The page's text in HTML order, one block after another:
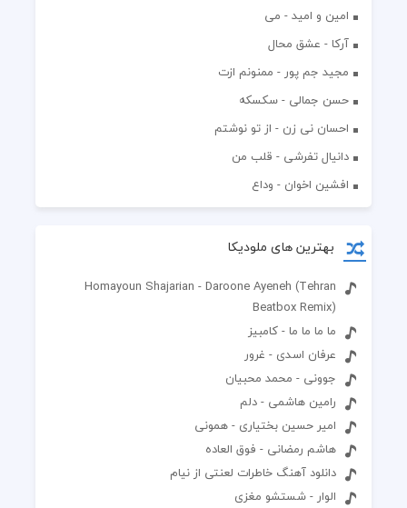
امین و امید - می
آرکا - عشق محال
مجید جم پور - ممنونم ازت
حسن جمالی - سکسکه
احسان نی زن - از تو نوشتم
دانیال تفرشی - قلب من
افشين اخوان - وداع
بهترین های ملودیکا
Homayoun Shajarian - Daroone Ayeneh (Tehran
Beatbox Remix)
ما ما ما ما - کامبیز
عرفان اسدی - غرور
جوونی - محمد محبیان
رامین هاشمی - دلم
امیر حسین بختیاری - همونی
هاشم رمضانی - فوق العاده
دانلود آهنگ خاطرات لعنتی از نیام
الوار - شستشو مغزی